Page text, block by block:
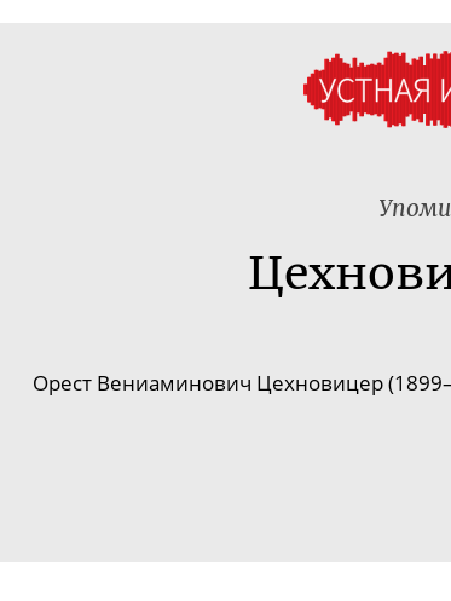
Орест Вениаминович Цехновицер